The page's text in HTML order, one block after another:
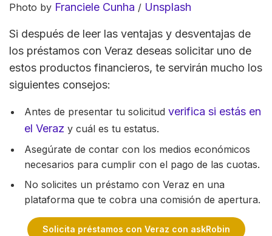
Photo by Franciele Cunha / Unsplash
Si después de leer las ventajas y desventajas de
los préstamos con Veraz deseas solicitar uno de
estos productos financieros, te servirán mucho los
siguientes consejos:
Antes de presentar tu solicitud verifica si estás en
el Veraz y cuál es tu estatus.
Asegúrate de contar con los medios económicos
necesarios para cumplir con el pago de las cuotas.
No solicites un préstamo con Veraz en una
plataforma que te cobra una comisión de apertura.
Solicita préstamos con Veraz con askRobin